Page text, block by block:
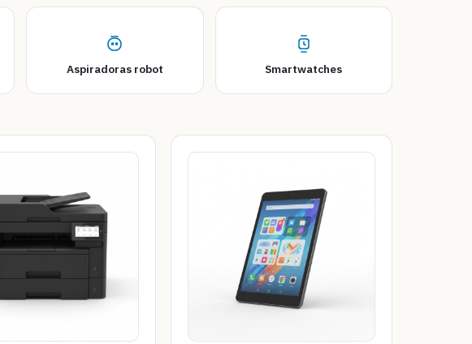
Aspiradoras robot Smartwatches